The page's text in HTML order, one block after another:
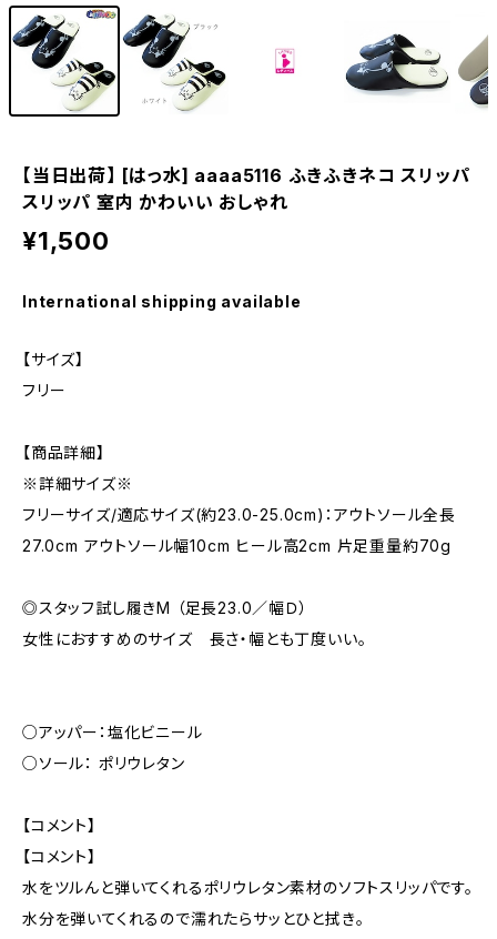
【当日出荷】 [はっ水] aaaa5116 ふきふきネコ スリッパ
スリッパ 室内 かわいい おしゃれ
¥1,500
International shipping available
【サイズ】
フリー
【商品詳細】
※詳細サイズ※
フリーサイズ/適応サイズ(約23.0-25.0cm)：アウトソール全長
27.0cm アウトソール幅10cm ヒール高2cm 片足重量約70g
◎スタッフ試し履きM （足長23.0／幅Ｄ）
女性におすすめのサイズ 長さ・幅とも丁度いい。
○アッパー：塩化ビニール
○ソール： ポリウレタン
【コメント】
【コメント】
水をツルんと弾いてくれるポリウレタン素材のソフトスリッパです。
水分を弾いてくれるので濡れたらサッとひと拭き。